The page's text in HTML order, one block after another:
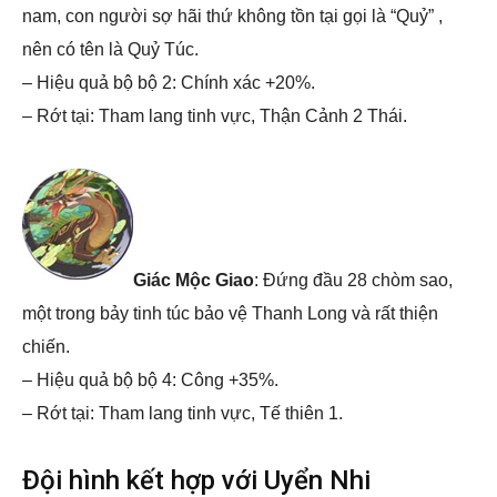
nam, con người sợ hãi thứ không tồn tại gọi là “Quỷ” ,
nên có tên là Quỷ Túc.
– Hiệu quả bộ bộ 2: Chính xác +20%.
– Rớt tại: Tham lang tinh vực, Thận Cảnh 2 Thái.
Giác Mộc Giao: Đứng đầu 28 chòm sao,
một trong bảy tinh túc bảo vệ Thanh Long và rất thiện
chiến.
– Hiệu quả bộ bộ 4: Công +35%.
– Rớt tại: Tham lang tinh vực, Tế thiên 1.
Đội hình kết hợp với Uyển Nhi